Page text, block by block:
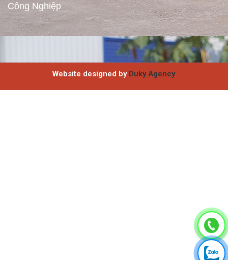
Công Nghiệp
Website designed byDuky Agency